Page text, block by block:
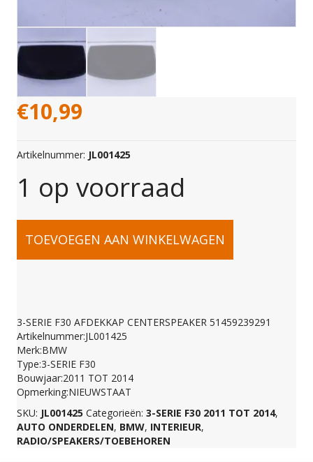
€10,99
Artikelnummer: JL001425
1 op voorraad
3-
F30
AFDEKKAP
CENTERSPEAKER
51459239291
TOEVOEGEN AAN WINKELWAGEN
3-SERIE F30 AFDEKKAP CENTERSPEAKER 51459239291
Artikelnummer:JL001425
Merk:BMW
Type:3-SERIE F30
Bouwjaar:2011 TOT 2014
Opmerking:NIEUWSTAAT
SKU: JL001425 Categorieën: 3-SERIE F30 2011 TOT 2014,
AUTO ONDERDELEN, BMW, INTERIEUR,
RADIO/SPEAKERS/TOEBEHOREN